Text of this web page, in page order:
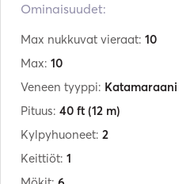
Ominaisuudet:
Max nukkuvat vieraat: 10
Max: 10
Veneen tyyppi: Katamaraani
Pituus: 40 ft (12 m)
Kylpyhuoneet: 2
Keittiöt: 1